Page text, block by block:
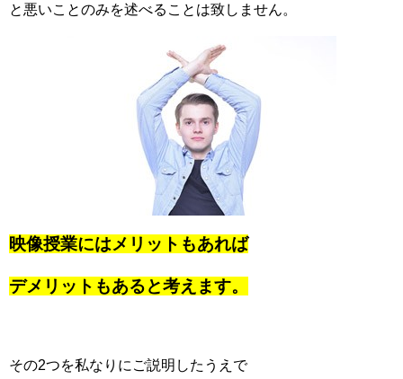
と悪いことのみを述べることは致しません。
映像授業にはメリットもあれば
デメリットもあると考えます。
その2つを私なりにご説明したうえで